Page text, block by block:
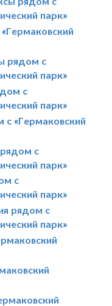
парк»
рядом с
парк»
с
парк»
«Гермаковский
рядом с
парк»
с
парк»
рядом с
парк»